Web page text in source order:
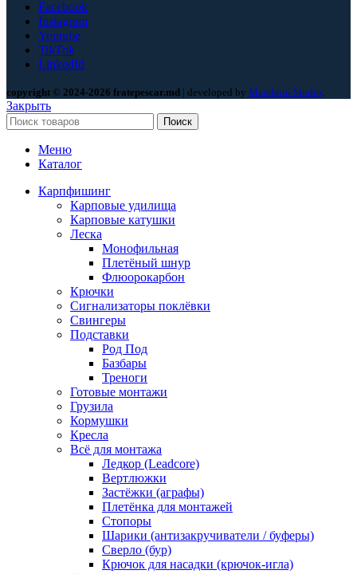
Facebook
Instagram
Youtube
TikTok
LinkedId
copyright © 2024-2026 fratepescar.md | developed by Mandarin Studio.
Закрыть
Поиск
Меню
Каталог
Карпфишинг
Карповые удилища
Карповые катушки
Леска
Монофильная
Плетёный шнур
Флюорокарбон
Крючки
Сигнализаторы поклёвки
Свингеры
Подставки
Род Под
Базбары
Треноги
Готовые монтажи
Грузила
Кормушки
Кресла
Всё для монтажа
Ледкор (Leadcore)
Вертлюжки
Застёжки (аграфы)
Плетёнка для монтажей
Стопоры
Шарики (антизакручиватели / буферы)
Сверло (бур)
Крючок для насадки (крючок-игла)